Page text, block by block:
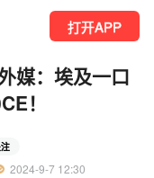
打开APP
媒：埃及一口
！
  2024-9-7 12:30